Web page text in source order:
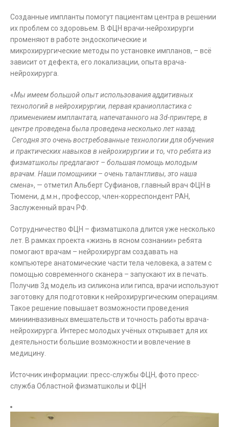
Созданные импланты помогут пациентам центра в решении
их проблем со здоровьем. В ФЦН врачи-нейрохирурги
променяют в работе эндоскопические и
микрохирургические методы по установке импланов, – всё
зависит от дефекта, его локализации, опыта врача-
нейрохирурга.
«Мы имеем большой опыт использования аддитивных
технологий в нейрохирургии, первая краниопластика с
применением имплантата, напечатанного на 3d-принтере, в
центре проведена была проведена несколько лет назад.
Сегодня это очень востребованные технологии для обучения
и практичеcких навыков в нейрохирургии и то, что ребята из
физматшколы предлагают – большая помощь молодым
врачам. Наши помощники – очень талантливы, это наша
смена», — отметил Альберт Суфианов, главный врач ФЦН в
Тюмени, д.м.н., профессор, член-корреспондент РАН,
Заслуженный врач РФ.
Сотрудничество ФЦН – физматшкола длится уже несколько
лет. В рамках проекта «жизнь в ясном сознании» ребята
помогают врачам – нейрохирургам создавать на
компьютере анатомические части тела человека, а затем с
помощью современного сканера – запускают их в печать.
Получив 3д модель из силикона или гипса, врачи используют
заготовку для подготовки к нейрохирургическим операциям.
Такое решение повышает возможности проведения
миниинвазивных вмешательств и точность работы врача-
нейрохирурга. Интерес молодых учёных открывает для их
деятельности большие возможности и вовлечение в
медицину.
Источник информации: пресс-службы ФЦН, фото пресс-
служба Областной физматшколы и ФЦН